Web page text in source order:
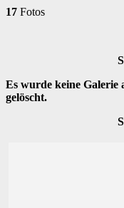
17 Fotos
Es wurde keine Galerie
gelöscht.